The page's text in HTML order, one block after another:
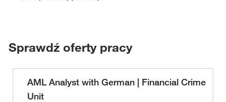
Sprawdź oferty pracy
AML Analyst with German | Financial Crime
Unit